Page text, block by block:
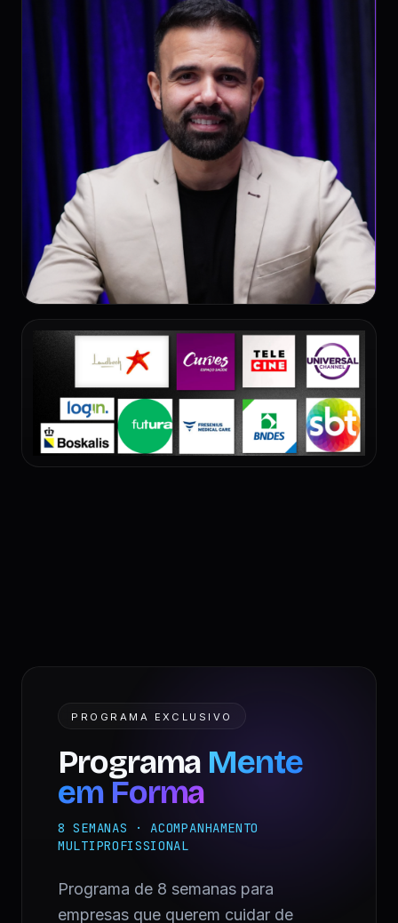
PROGRAMA EXCLUSIVO
Programa Mente
em Forma
8 SEMANAS · ACOMPANHAMENTO
MULTIPROFISSIONAL
Programa de 8 semanas para
empresas que querem cuidar de